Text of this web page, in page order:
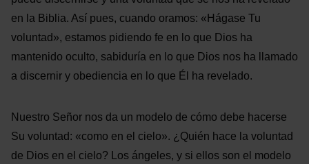
en la Biblia. Así pues, cuando oramos: «Hágase Tu
voluntad», estamos pidiendo fe en lo que Dios ha
mantenido oculto, sabiduría en lo que Dios nos ha llamado
a discernir y obediencia en lo que Él ha revelado.
Nuestro Señor nos da un modelo de cómo debe hacerse
Su voluntad: «como en el cielo». ¿Quién hace la voluntad
de Dios en el cielo? Los ángeles, y si ellos son el modelo